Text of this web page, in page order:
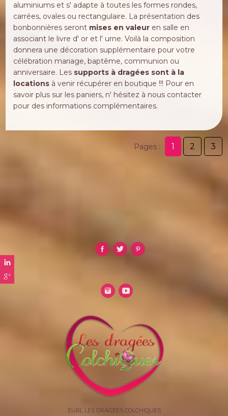
aluminiums et s' adapte à toutes les formes rondes,
carrées, ovales ou rectangulaire. La présentation des
bonbonnières seront mises en valeur en salle en
associant le livre d' or et l' urne. Voilà la composition
donnera une décoration supplémentaire pour votre
célébration mariage, baptême, communion ou
anniversaire. Les supports à dragées sont à la
locations à venir récupérer en boutique !!! Pour en
savoir plus sur les paniers, n' hésitez à nous contacter
pour des informations complémentaires.
Pages : 1 2 3
EURL LES DRAGEES COLCHIQUES